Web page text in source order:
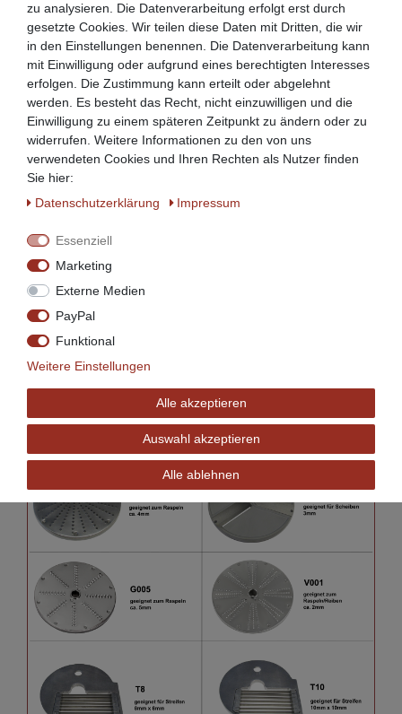
zu analysieren. Die Datenverarbeitung erfolgt erst durch
gesetzte Cookies. Wir teilen diese Daten mit Dritten, die wir
in den Einstellungen benennen. Die Datenverarbeitung kann
mit Einwilligung oder aufgrund eines berechtigten Interesses
erfolgen. Die Zustimmung kann erteilt oder abgelehnt
werden. Es besteht das Recht, nicht einzuwilligen und die
Einwilligung zu einem späteren Zeitpunkt zu ändern oder zu
widerrufen. Weitere Informationen zu den von uns
verwendeten Cookies und Ihren Rechten als Nutzer finden
Sie hier:
Daten­schutz­erklärung
Impressum
Essenziell
Marketing
Externe Medien
PayPal
Funktional
Weitere Einstellungen
Alle akzeptieren
Auswahl akzeptieren
Alle ablehnen